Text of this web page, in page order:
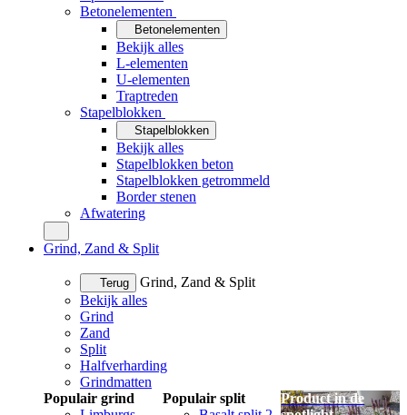
Betonelementen
Betonelementen
Bekijk alles
L-elementen
U-elementen
Traptreden
Stapelblokken
Stapelblokken
Bekijk alles
Stapelblokken beton
Stapelblokken getrommeld
Border stenen
Afwatering
Grind, Zand & Split
Terug
Grind, Zand & Split
Bekijk alles
Grind
Zand
Split
Halfverharding
Grindmatten
Populair grind
Populair split
Product in de